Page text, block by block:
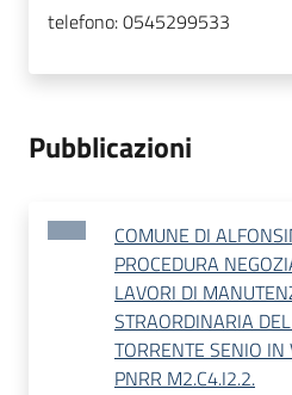
telefono:0545299533
Pubblicazioni
COMUNE DI
PROCEDURA
LAVORI DI
STRAORDINARIA
TORRENTE SENIO IN
PNRR M2.C4.I2.2.